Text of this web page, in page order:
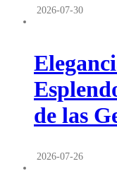
2026-07-30
de las
2026-07-26